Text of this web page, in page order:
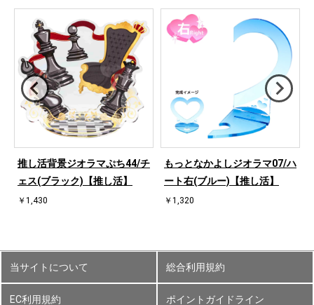
推し活背景ジオラマぷち44/チ
ェス(ブラック)【推し活】
￥1,430
もっとなかよしジオラマ07/ハ
ート右(ブルー)【推し活】
￥1,320
当サイトについて 総合利用規約
EC利用規約 ポイントガイドライン